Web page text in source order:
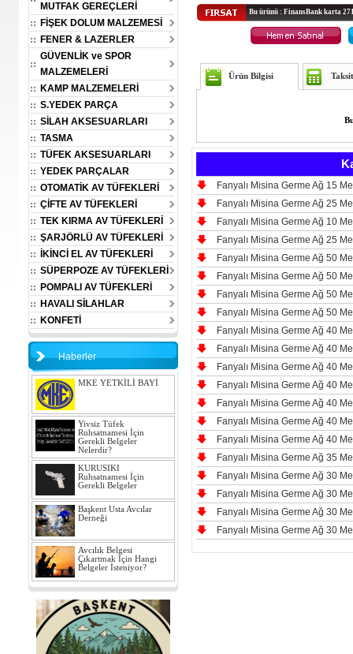
MUTFAK GEREÇLERİ
FİŞEK DOLUM MALZEMESİ
FENER & LAZERLER
GÜVENLİK ve SPOR
MALZEMELERİ
KAMP MALZEMELERİ
S.YEDEK PARÇA
SİLAH AKSESUARLARI
TASMA
TÜFEK AKSESUARLARI
YEDEK PARÇALAR
OTOMATİK AV TÜFEKLERİ
ÇİFTE AV TÜFEKLERİ
TEK KIRMA AV TÜFEKLERİ
ŞARJÖRLÜ AV TÜFEKLERİ
İKİNCİ EL AV TÜFEKLERİ
SÜPERPOZE AV TÜFEKLERİ
POMPALI AV TÜFEKLERİ
HAVALI SİLAHLAR
KONFETİ
Haberler
MKE YETKİLİ BAYİ
Yivsiz Tüfek
Ruhsatnamesi İçin
Gerekli Belgeler
Nelerdir?
KURUSIKI
Ruhsatnamesi İçin
Gerekli Belgeler
Başkent Usta Avcılar
Derneği
Avcılık Belgesi
Çıkartmak İçin Hangi
Belgeler İsteniyor?
Bu ürünü : FinansBank karta
Ürün Bilgisi
Fanyalı Misina Germe Ağ 15
Fanyalı Misina Germe Ağ 25
Fanyalı Misina Germe Ağ 10
Fanyalı Misina Germe Ağ 25
Fanyalı Misina Germe Ağ 50
Fanyalı Misina Germe Ağ 50
Fanyalı Misina Germe Ağ 50
Fanyalı Misina Germe Ağ 50
Fanyalı Misina Germe Ağ 40
Fanyalı Misina Germe Ağ 40
Fanyalı Misina Germe Ağ 40
Fanyalı Misina Germe Ağ 40
Fanyalı Misina Germe Ağ 40
Fanyalı Misina Germe Ağ 40
Fanyalı Misina Germe Ağ 40
Fanyalı Misina Germe Ağ 35
Fanyalı Misina Germe Ağ 30
Fanyalı Misina Germe Ağ 30
Fanyalı Misina Germe Ağ 30
Fanyalı Misina Germe Ağ 30
Silikon Yem
Anason
av15294
TL
98.00 TL
2.00 TL
Oskar Boili Yüzen Silikon Yem
20mm Yeşil Kan Kokulu-
av15293
Fiyatı :100.00
%2Havale/EFT :98.00
2.00
Oskar Boili Yüzen Silikon
20mm Kırmızı Kan Kokulu-
TL